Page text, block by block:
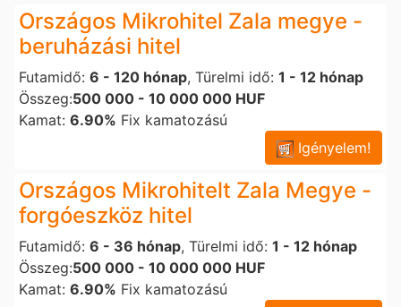
Országos Mikrohitel Zala megye -
beruházási hitel
Futamidő: 6 - 120 hónap, Türelmi idő: 1 - 12 hónap
Összeg:500 000 - 10 000 000 HUF
Kamat: 6.90% Fix kamatozású
Igényelem!
Országos Mikrohitelt Zala Megye -
forgóeszköz hitel
Futamidő: 6 - 36 hónap, Türelmi idő: 1 - 12 hónap
Összeg:500 000 - 10 000 000 HUF
Kamat: 6.90% Fix kamatozású